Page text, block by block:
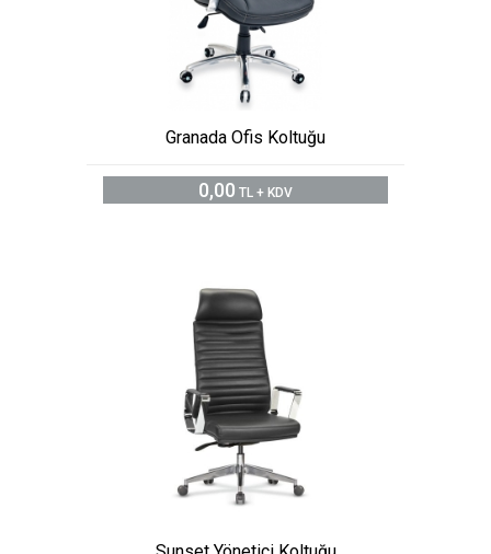
Granada Ofis Koltuğu
0,00 TL + KDV